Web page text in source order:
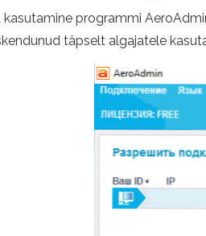
programmi
täpselt algajatele